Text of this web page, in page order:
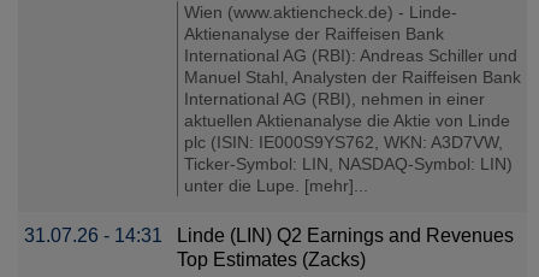
Wien (www.aktiencheck.de) - Linde-
Aktienanalyse der Raiffeisen Bank
International AG (RBI): Andreas Schiller und
Manuel Stahl, Analysten der Raiffeisen Bank
International AG (RBI), nehmen in einer
aktuellen Aktienanalyse die Aktie von Linde
plc (ISIN: IE000S9YS762, WKN: A3D7VW,
Ticker-Symbol: LIN, NASDAQ-Symbol: LIN)
unter die Lupe. [mehr]...
31.07.26 - 14:31
Linde (LIN) Q2 Earnings and Revenues
Top Estimates (Zacks)